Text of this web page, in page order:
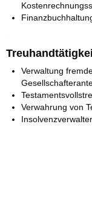
Verwaltung
Verwahrung von